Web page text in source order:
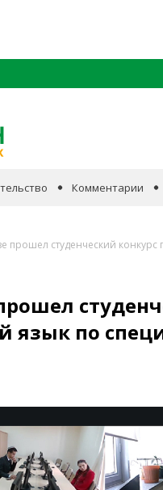
Комментарии
прошел студенческий
язык по